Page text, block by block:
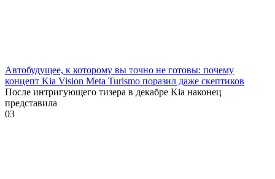
Автобудущее, к которому вы точно не готовы: почему
концепт Kia Vision Meta Turismo поразил даже скептиков
После интригующего тизера в декабре Kia наконец
представила
03